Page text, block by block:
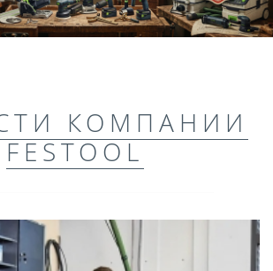
КОМПАНИИ
FESTOOL